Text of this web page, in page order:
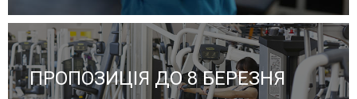
ПРОПОЗИЦІЯ ДО 8 БЕРЕЗНЯ